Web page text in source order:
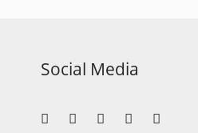
Social Media